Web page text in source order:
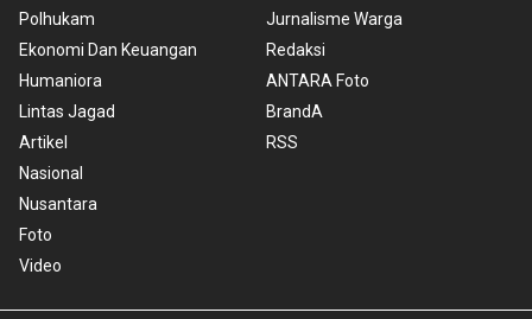
Polhukam
Ekonomi Dan Keuangan
Humaniora
Lintas Jagad
Artikel
Nasional
Nusantara
Foto
Video
Jurnalisme Warga
Redaksi
ANTARA Foto
BrandA
RSS